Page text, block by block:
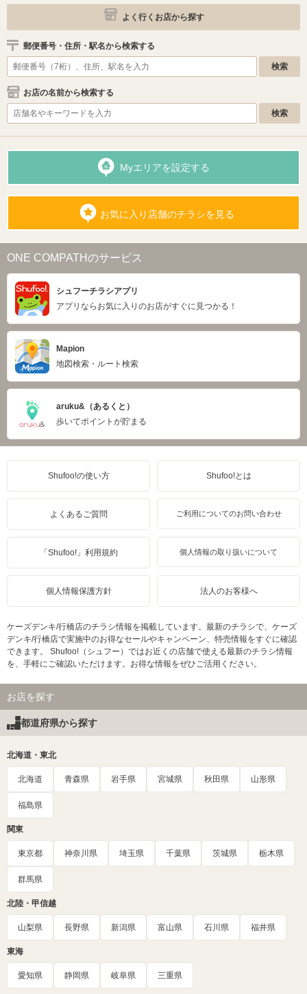
よく行くお店から探す
郵便番号・住所・駅名から検索する
お店の名前から検索する
Myエリアを設定する
お気に入り店舗のチラシを見る
ONE COMPATHのサービス
シュフーチラシアプリ
アプリならお気に入りのお店がすぐに見つかる！
Mapion
地図検索・ルート検索
aruku&（あるくと）
歩いてポイントが貯まる
Shufoo!の使い方 Shufoo!とは
よくあるご質問 ご利用についてのお問い合わせ
「Shufoo!」利用規約 個人情報の取り扱いについて
個人情報保護方針 法人のお客様へ
ケーズデンキ/行橋店のチラシ情報を掲載しています。最新のチラシで、ケーズ
デンキ/行橋店で実施中のお得なセールやキャンペーン、特売情報をすぐに確認
できます。 Shufoo!（シュフー）ではお近くの店舗で使える最新のチラシ情報
を、手軽にご確認いただけます。お得な情報をぜひご活用ください。
お店を探す
都道府県から探す
北海道・東北
北海道 青森県 岩手県 宮城県 秋田県 山形県
福島県
関東
東京都 神奈川県 埼玉県 千葉県 茨城県 栃木県
群馬県
北陸・甲信越
山梨県 長野県 新潟県 富山県 石川県 福井県
東海
愛知県 静岡県 岐阜県 三重県